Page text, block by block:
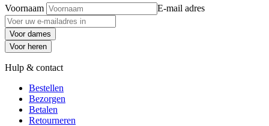
Voornaam E-mail adres
Voor dames
Voor heren
Hulp & contact
Bestellen
Bezorgen
Betalen
Retourneren